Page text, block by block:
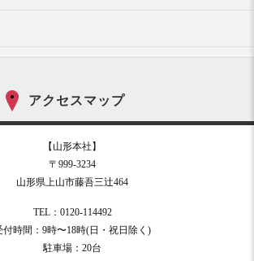
アクセスマップ
【山形本社】
〒999-3234
山形県上山市藤吾三辻464
TEL：0120-114492
付時間：9時〜18時(日・祝日除く)
駐車場：20台